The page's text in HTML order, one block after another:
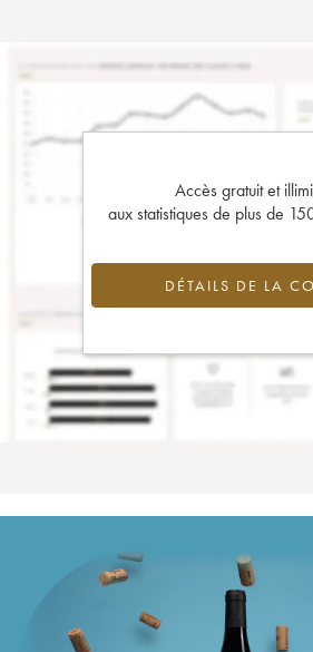
Accès gratuit et
aux statistiques de plus de
DÉTAILS DE LA